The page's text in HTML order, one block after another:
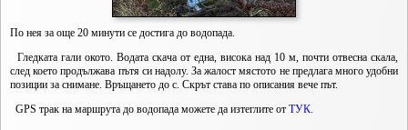
По нея за още 20 минути се достига до водопада.
Гледката гали окото. Водата скача от една, висока над 10 м, почти отвесна скала,
след което продължава пътя си надолу. За жалост мястото не предлага много удобни
позиции за снимане. Връщането до с. Скрът става по описания вече път.
GPS трак на маршрута до водопада можете да изтеглите от ТУК.